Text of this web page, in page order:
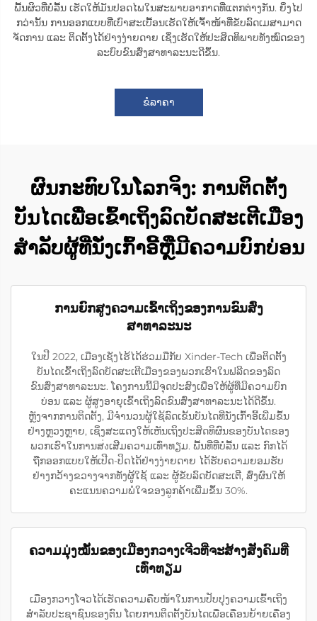
ພື້ນຜິວທີ່ບໍ່ລື້ນ ເຮັດໃຫ້ມັນປອດໄພໃນສະພາບອາກາດທີ່ແຕກຕ່າງກັນ. ຍິ່ງໄປ
ກວ່ານັ້ນ ການອອກແບບທີ່ເບົາສະເບື້ອນເຮັດໃຫ້ເຈົ້າໜ້າທີ່ຂັບລົດເມສາມາດ
ຈັດການ ແລະ ຕິດຕັ້ງໄດ້ຢ່າງງ່າຍດາຍ ເຊິ່ງເຮັດໃຫ້ປະສິດທິພາບທັງໝົດຂອງ
ລະບົບຂົນສົ່ງສາທາລະນະດີຂຶ້ນ.
ຂໍລາຄາ
ຜົນກະທົບໃນໂລກຈິງ: ການຕິດຕັ້ງ
ບັນໄດເພື່ອເຂົ້າເຖິງລົດບັດສະເຕີເມືອງ
ສຳລັບຜູ້ທີ່ນັ່ງເກົ້າອີ້ຫຼືມີຄວາມບົກບ່ອນ
ການຍົກສູງຄວາມເຂົ້າເຖິງຂອງການຂົນສົ່ງ
ສາທາລະນະ
ໃນປີ 2022, ເມືອງເຊັງໄຮ້ໄດ້ຮ່ວມມືກັບ Xinder-Tech ເພື່ອຕິດຕັ້ງ
ບັນໄດເຂົ້າເຖິງລົດບັດສະເຕີເມືອງຂອງພວກເຮົາໃນຟລີດຂອງລົດ
ຂົນສົ່ງສາທາລະນະ. ໂຄງການນີ້ມີຈຸດປະສົງເພື່ອໃຫ້ຜູ້ທີ່ມີຄວາມບົກ
ບ່ອນ ແລະ ຜູ້ສູງອາຍຸເຂົ້າເຖິງລົດຂົນສົ່ງສາທາລະນະໄດ້ດີຂຶ້ນ.
ຫຼັງຈາກການຕິດຕັ້ງ, ມີຈຳນວນຜູ້ໃຊ້ລົດເຂັ້ນບັນໄດທີ່ນັ່ງເກົ້າອີ້ເພີ່ມຂຶ້ນ
ຢ່າງຫຼວງຫຼາຍ, ເຊິ່ງສະແດງໃຫ້ເຫັນເຖິງປະສິດທິຜົນຂອງບັນໄດຂອງ
ພວກເຮົາໃນການສ่งເສີມຄວາມເທົ່າທຽມ. ພື້ນທີ່ທີ່ບໍ່ລື້ນ ແລະ ກົກໄດ້
ຖືກອອກແບບໃຫ້ເປີດ-ປິດໄດ້ຢ່າງງ່າຍດາຍ ໄດ້ຮັບຄວາມຍອມຮັບ
ຢ່າງກວ້າງຂວາງຈາກທັງຜູ້ໃຊ້ ແລະ ຜູ້ຂັບລົດບັດສະເຕີ, ສົ່ງຜົນໃຫ້
ຄະແນນຄວາມພໍໃຈຂອງລູກຄ້າເພີ່ມຂຶ້ນ 30%.
ຄວາມມຸ່ງໝັ້ນຂອງເມືອງກວາງເຈີວທີ່ຈະສ້າງສັງຄົມທີ່
ເທົ່າທຽມ
ເມືອງກວາງໂຈວໄດ້ເຮັດຄວາມຄືບໜ້າໃນການປັບປຸງຄວາມເຂົ້າເຖິງ
ສຳລັບປະຊາຊົນຂອງຕົນ ໂດຍການຕິດຕັ້ງບັນໄດເພື່ອເຄື່ອນຍ້າຍເຄື່ອງ